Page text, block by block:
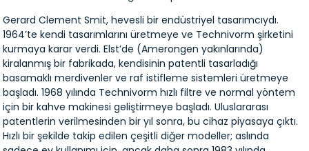
Gerard Clement Smit, hevesli bir endüstriyel tasarımcıydı.
1964’te kendi tasarımlarını üretmeye ve Technivorm şirketini
kurmaya karar verdi. Elst’de (Amerongen yakınlarında)
kiralanmış bir fabrikada, kendisinin patentli tasarladığı
basamaklı merdivenler ve raf istifleme sistemleri üretmeye
başladı. 1968 yılında Technivorm hızlı filtre ve normal yöntem
için bir kahve makinesi geliştirmeye başladı. Uluslararası
patentlerin verilmesinden bir yıl sonra, bu cihaz piyasaya çıktı.
Hızlı bir şekilde takip edilen çeşitli diğer modeller; aslında